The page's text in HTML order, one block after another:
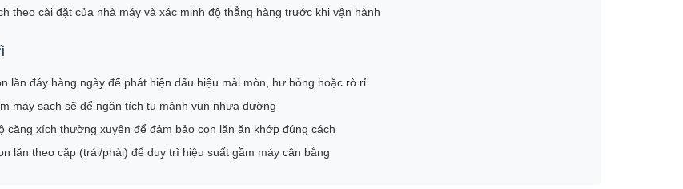
theo cài đặt của nhà máy và xác minh độ thẳng hàng trước khi vận hành
lăn đáy hàng ngày để phát hiện dấu hiệu mài mòn, hư hỏng hoặc rò rỉ
máy sạch sẽ để ngăn tích tụ mảnh vụn nhựa đường
căng xích thường xuyên để đảm bảo con lăn ăn khớp đúng cách
lăn theo cặp (trái/phải) để duy trì hiệu suất gầm máy cân bằng